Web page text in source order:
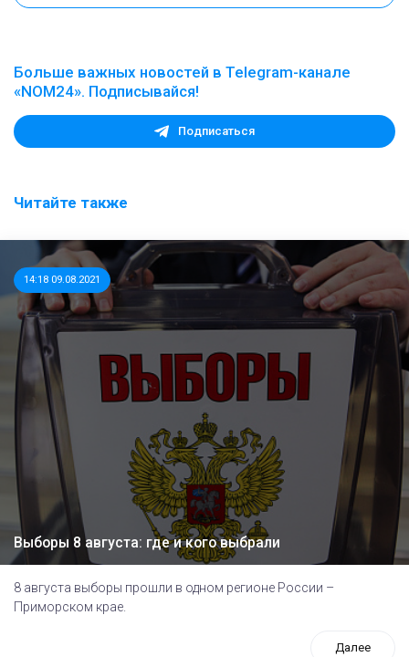
Больше важных новостей в Telegram-канале
«NOM24». Подписывайся!
Подписаться
Читайте также
14:18 09.08.2021
Выборы 8 августа: где и кого выбрали
8 августа выборы прошли в одном регионе России –
Приморском крае.
Далее